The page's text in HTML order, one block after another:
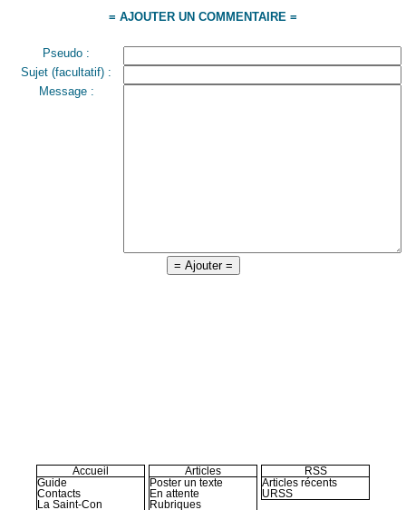
= AJOUTER UN COMMENTAIRE =
Pseudo :
Sujet (facultatif) :
Message :
Accueil
Guide
Contacts
La Saint-Con
Articles
Poster un texte
En attente
Rubriques
RSS
Articles récents
URSS